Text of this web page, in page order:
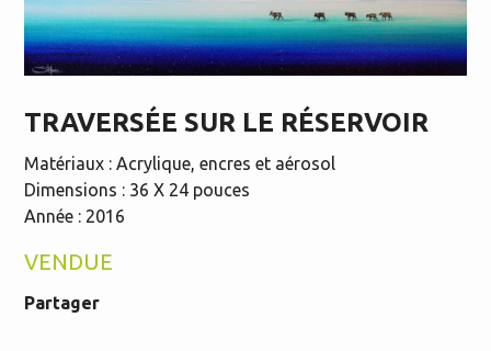
TRAVERSÉE SUR LE RÉSERVOIR
Matériaux : Acrylique, encres et aérosol
Dimensions : 36 X 24 pouces
Année : 2016
VENDUE
Partager